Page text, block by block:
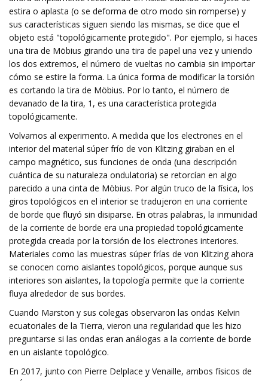
estira o aplasta (o se deforma de otro modo sin romperse) y
sus características siguen siendo las mismas, se dice que el
objeto está "topológicamente protegido". Por ejemplo, si haces
una tira de Möbius girando una tira de papel una vez y uniendo
los dos extremos, el número de vueltas no cambia sin importar
cómo se estire la forma. La única forma de modificar la torsión
es cortando la tira de Möbius. Por lo tanto, el número de
devanado de la tira, 1, es una característica protegida
topológicamente.
Volvamos al experimento. A medida que los electrones en el
interior del material súper frío de von Klitzing giraban en el
campo magnético, sus funciones de onda (una descripción
cuántica de su naturaleza ondulatoria) se retorcían en algo
parecido a una cinta de Möbius. Por algún truco de la física, los
giros topológicos en el interior se tradujeron en una corriente
de borde que fluyó sin disiparse. En otras palabras, la inmunidad
de la corriente de borde era una propiedad topológicamente
protegida creada por la torsión de los electrones interiores.
Materiales como las muestras súper frías de von Klitzing ahora
se conocen como aislantes topológicos, porque aunque sus
interiores son aislantes, la topología permite que la corriente
fluya alrededor de sus bordes.
Cuando Marston y sus colegas observaron las ondas Kelvin
ecuatoriales de la Tierra, vieron una regularidad que les hizo
preguntarse si las ondas eran análogas a la corriente de borde
en un aislante topológico.
En 2017, junto con Pierre Delplace y Venaille, ambos físicos de